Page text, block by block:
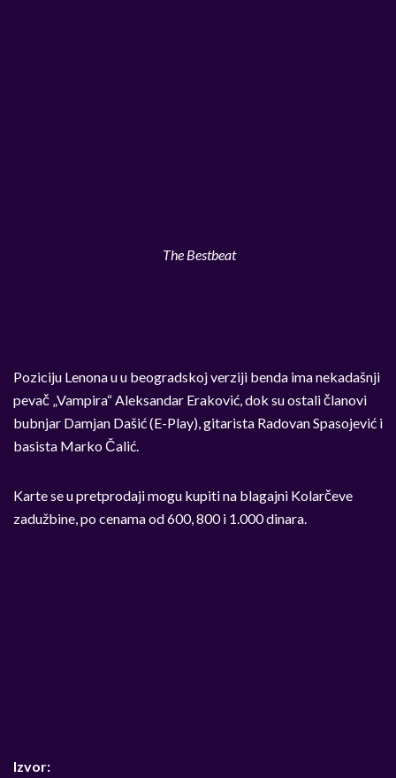
The Bestbeat
Poziciju Lenona u u beogradskoj verziji benda ima nekadašnji
pevač „Vampira“ Aleksandar Eraković, dok su ostali članovi
bubnjar Damjan Dašić (E-Play), gitarista Radovan Spasojević i
basista Marko Čalić.
Karte se u pretprodaji mogu kupiti na blagajni Kolarčeve
zadužbine, po cenama od 600, 800 i 1.000 dinara.
Izvor: